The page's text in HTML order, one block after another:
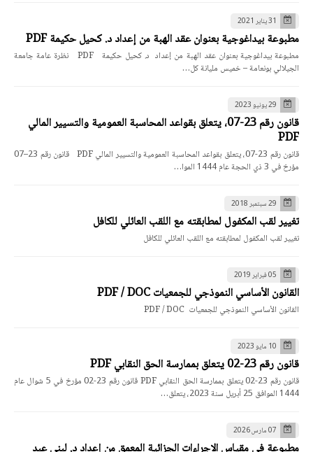
31 يناير 2021
مطبوعة بيداغوجية بعنوان عقد الهبة من إعداد د. كحيل حكيمة PDF
مطبوعة بيداغوجية بعنوان عقد الهبة من إعداد د. كحيل حكيمة PDF نظرة عامة جامعة
الجيلالي بونعامة – خميس مليانة كل…
29 يونيو 2023
قانون رقم 23-07، يتعلق بقواعد المحاسبة العمومية والتسيير المالي
PDF
قانون رقم 23-07، يتعلق بقواعد المحاسبة العمومية والتسيير المالي PDF قانون رقم 23–07
مؤرخ في 3 ذي الحجة عام 1444 الموا…
29 سبتمبر 2018
تغيير لقب المكفول لمطابقته مع اللقب العائلي للكافل
تغيير لقب المكفول لمطابقته مع اللقب العائلي للكافل
05 فبراير 2019
القانون الأساسي النموذجي للجمعيات PDF / DOC
القانون الأساسي النموذجي للجمعيات PDF / DOC
10 مايو 2023
قانون رقم 23-02 يتعلق بممارسة الحق النقابي PDF
قانون رقم 23-02 يتعلق بممارسة الحق النقابي PDF قانون رقم 23-02 مؤرخ في 5 شوال عام
1444 الموافق 25 أبريل سنة 2023، يتعلق…
07 مارس 2026